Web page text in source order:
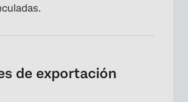
de exportación